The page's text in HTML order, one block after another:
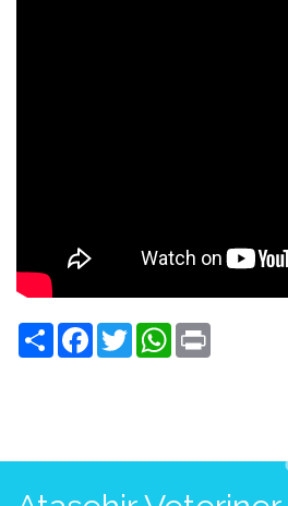
Share Facebook
TwitterWhatsApp